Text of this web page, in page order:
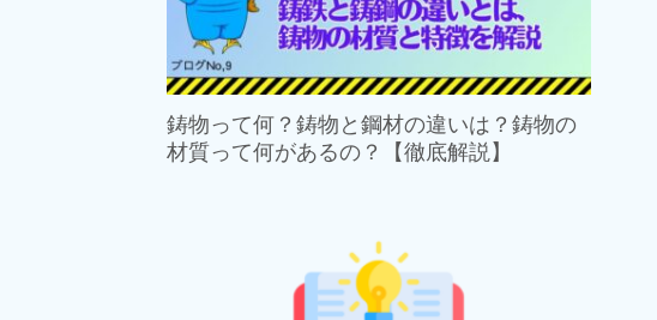
鋳物って何？鋳物と鋼材の違いは？鋳物の
材質って何があるの？【徹底解説】